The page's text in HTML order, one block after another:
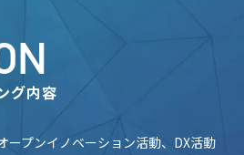
グ内容
ープンイノベーション活動、DX活動